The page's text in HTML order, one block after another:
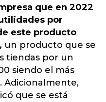
que en 2022
por
este producto
un producto que se
tiendas por un
siendo el más
Adicionalmente,
que se está